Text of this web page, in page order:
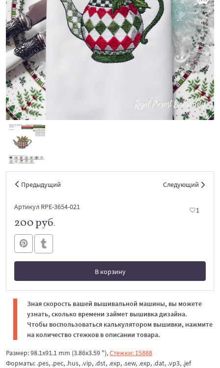
Предыдущий Следующий
Артикул RPE-3654-021 1
200 руб.
В корзину
В корзине
Зная скорость вашей вышивальной машины, вы можете
узнать, сколько времени займет вышивка дизайна.
Чтобы воспользоваться калькулятором вышивки, нажмите
на количество стежков в описании товара.
Размер: 98.1x91.1 mm (3.86x3.59 "),Стежки: 15888
Форматы: .pes, .pec, .hus, .vip, .dst, .exp, .sew, .exp, .dat, .vp3, .jef